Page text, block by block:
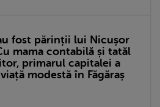
fost părinții lui Nicușor
mama contabilă și tatăl
primarul capitalei a
modestă în Făgăraș